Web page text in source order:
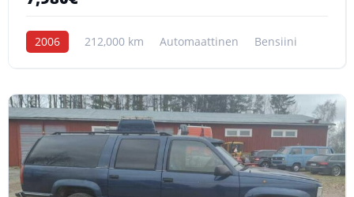
2006 212,000 km Automaattinen Bensiini